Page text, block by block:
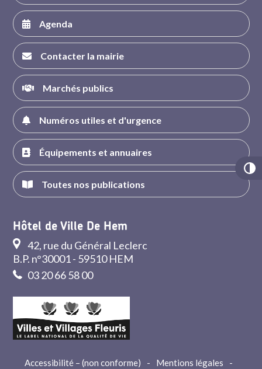
Agenda
Contacter la mairie
Marchés publics
Numéros utiles et d'urgence
Équipements et annuaires
Toutes nos publications
Hôtel de Ville De Hem
42, rue du Général Leclerc
B.P. n°30001 - 59510 HEM
03 20 66 58 00
Accessibilité – (non conforme) - Mentions légales
-